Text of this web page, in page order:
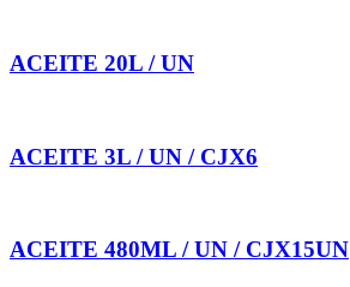
ACEITE 20L / UN
ACEITE 3L / UN / CJX6
ACEITE 480ML / UN / CJX15UN